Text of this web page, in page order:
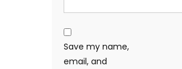
Save my name,
email, and